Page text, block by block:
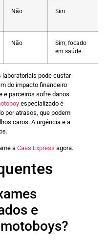
Não Sim
Não
Sim, focado
em saúde
laboratoriais pode custar
do impacto financeiro
e parceiros sofre danos
especializado é
por atrasos, que podem
caros. A urgência e a
a Caas Express agora.
e